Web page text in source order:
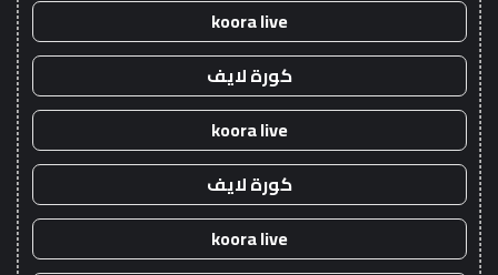
koora live
كورة لايف
koora live
كورة لايف
koora live